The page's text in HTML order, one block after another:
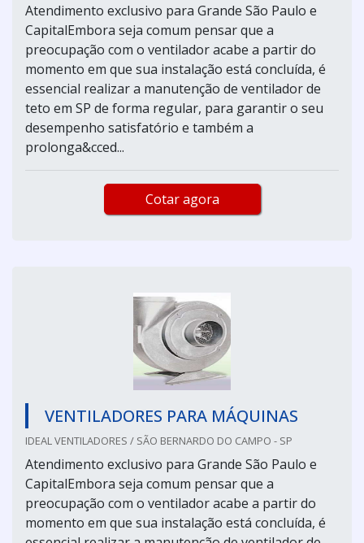
Atendimento exclusivo para Grande São Paulo e
CapitalEmbora seja comum pensar que a
preocupação com o ventilador acabe a partir do
momento em que sua instalação está concluída, é
essencial realizar a manutenção de ventilador de
teto em SP de forma regular, para garantir o seu
desempenho satisfatório e também a
prolonga&cced...
Cotar agora
VENTILADORES PARA MÁQUINAS
IDEAL VENTILADORES / SÃO BERNARDO DO CAMPO - SP
Atendimento exclusivo para Grande São Paulo e
CapitalEmbora seja comum pensar que a
preocupação com o ventilador acabe a partir do
momento em que sua instalação está concluída, é